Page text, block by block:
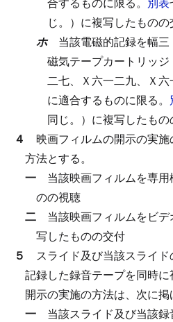
じ。）に複写したものの
ホ 当該電磁的記録を幅
磁気テープカートリッ
二七、Ｘ六一二九、Ｘ
に適合するものに限る。
同じ。）に複写したも
４ 映画フィルムの開示の実
方法とする。
一 当該映画フィルムを専
のの視聴
二 当該映画フィルムをビ
写したものの交付
５ スライド及び当該スライ
記録した録音テープを同時
開示の実施の方法は、次に掲
一 当該スライド及び当該